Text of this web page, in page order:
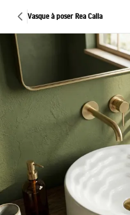
Vasque à poser Rea Calla